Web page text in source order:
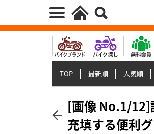
TOP 最新順 人気順
[画像 No.1/12]
充填する便利